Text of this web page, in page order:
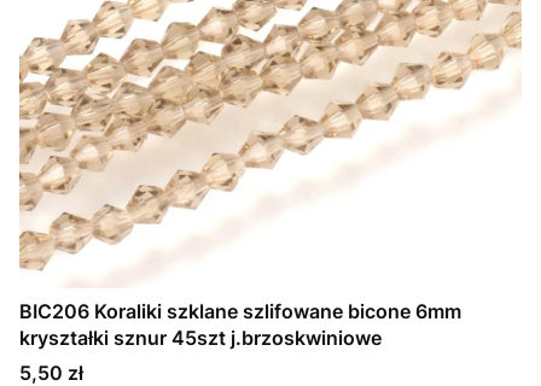
BIC206 Koraliki szklane szlifowane bicone 6mm
kryształki sznur 45szt j.brzoskwiniowe
Cena
5,50 zł